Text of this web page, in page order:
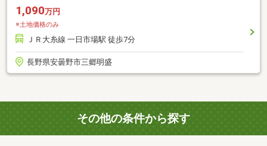
1,090万円
※土地価格のみ
ＪＲ大糸線 一日市場駅 徒歩7分
長野県安曇野市三郷明盛
その他の条件から探す